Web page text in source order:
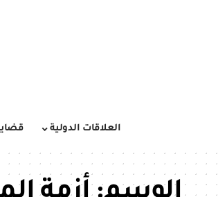
العلاقات الدولية